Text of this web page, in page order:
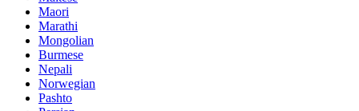
Maori
Marathi
Mongolian
Burmese
Nepali
Norwegian
Pashto